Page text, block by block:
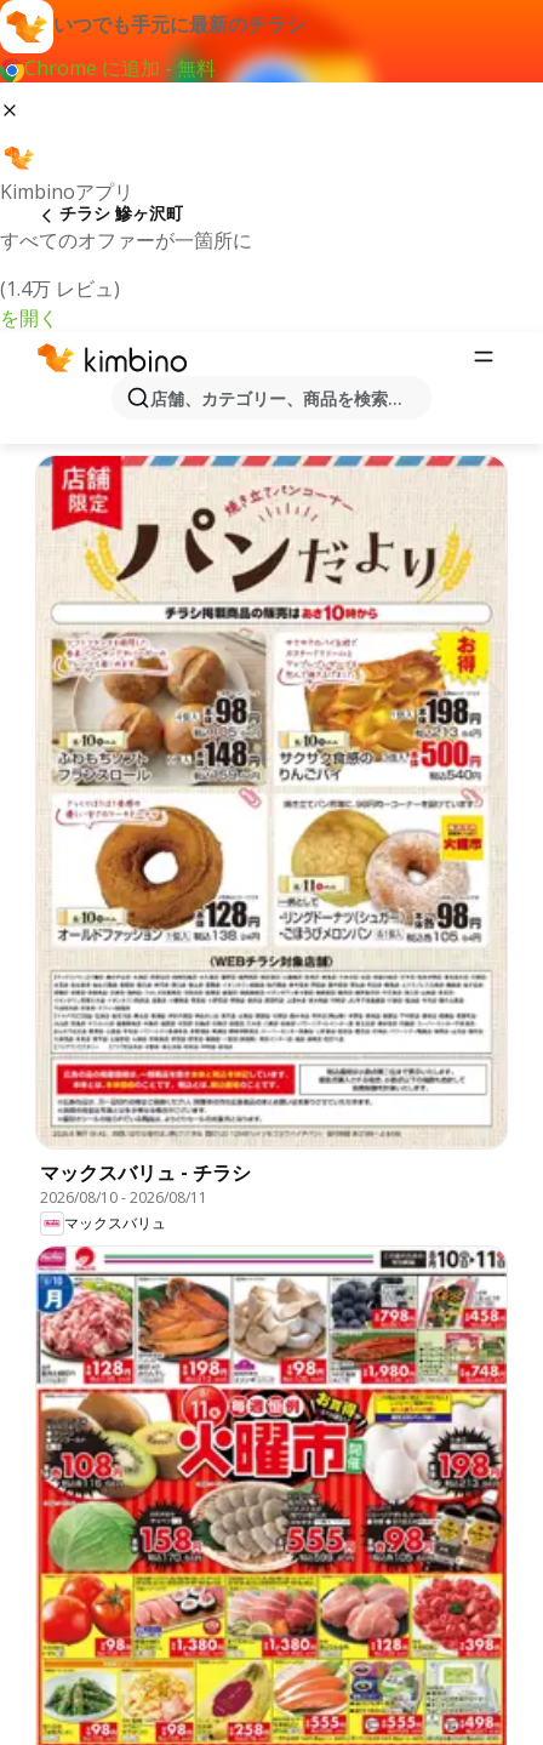
いつでも手元に最新のチラシ
Chrome に追加 - 無料
Kimbinoアプリ
すべてのオファーが一箇所に
(1.4万 レビュ)
を開く
店舗、カテゴリー、商品を検索...
チラシ 鰺ヶ沢町
最新のチラシとオファー鰺ヶ沢町
マックスバリュ - チラシ
2026/08/10-2026/08/11
マックスバリュ